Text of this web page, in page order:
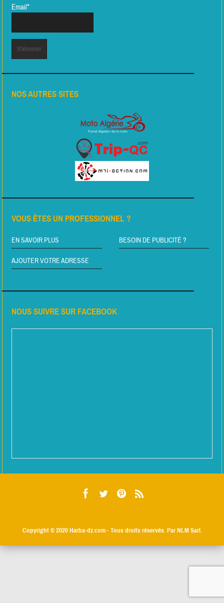
Email*
NOS AUTRES SITES
VOUS ÊTES UN PROFESSIONNEL ?
EN SAVOIR PLUS BESOIN DE PUBLICITÉ ?
AJOUTER VOTRE ADRESSE
NOUS SUIVRE SUR FACEBOOK
Copyright © 2020Harba-dz.com- Tous droits réservés. Par NLM Sarl.